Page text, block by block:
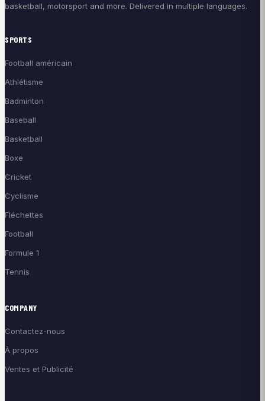
basketball, motorsport and more. Delivered in multiple languages.
SPORTS
Football américain
Athlétisme
Badminton
Baseball
Basketball
Boxe
Cricket
Cyclisme
Fléchettes
Football
Formule 1
Tennis
COMPANY
Contactez-nous
À propos
Ventes et Publicité